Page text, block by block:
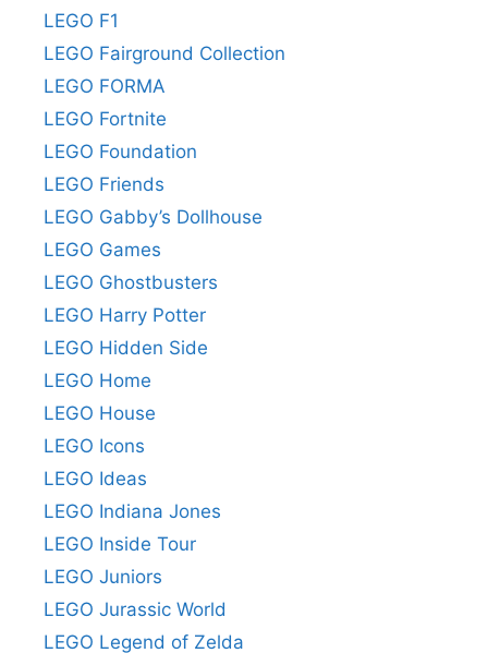
LEGO F1
LEGO Fairground Collection
LEGO FORMA
LEGO Fortnite
LEGO Foundation
LEGO Friends
LEGO Gabby’s Dollhouse
LEGO Games
LEGO Ghostbusters
LEGO Harry Potter
LEGO Hidden Side
LEGO Home
LEGO House
LEGO Icons
LEGO Ideas
LEGO Indiana Jones
LEGO Inside Tour
LEGO Juniors
LEGO Jurassic World
LEGO Legend of Zelda